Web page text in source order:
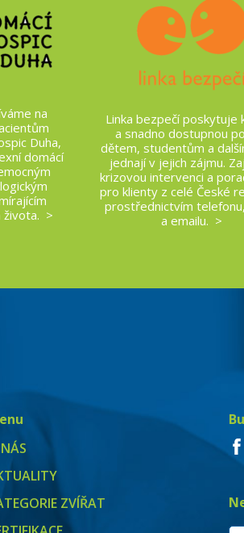
na
Duha,
domácí
života. >
Linka bezpečí poskytuje
a snadno dostupnou
dětem, studentům a
jednají v jejich zájmu.
krizovou intervenci a
pro klienty z celé České
prostřednictvím
a emailu. >
ZVÍŘAT